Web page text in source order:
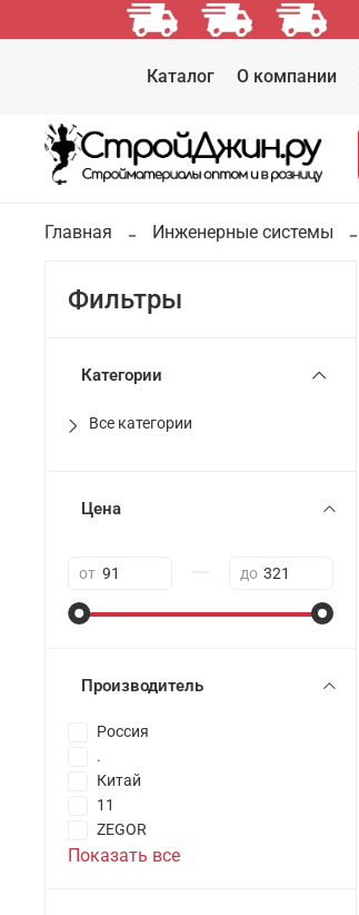
Каталог О компании
Главная Инженерные системы
Фильтры
Категории
Все категории
Цена
от до
Производитель
Россия
.
Китай
11
ZEGOR
Показать все